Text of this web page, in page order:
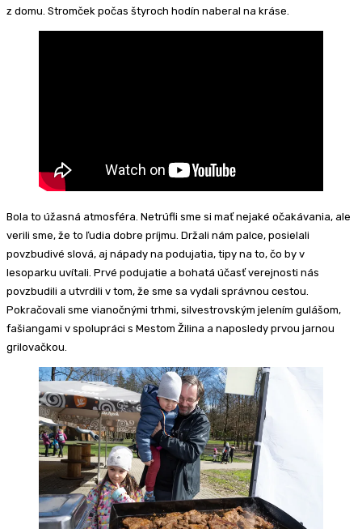
z domu. Stromček počas štyroch hodín naberal na kráse.
Bola to úžasná atmosféra. Netrúfli sme si mať nejaké očakávania, ale
verili sme, že to ľudia dobre príjmu. Držali nám palce, posielali
povzbudivé slová, aj nápady na podujatia, tipy na to, čo by v
lesoparku uvítali. Prvé podujatie a bohatá účasť verejnosti nás
povzbudili a utvrdili v tom, že sme sa vydali správnou cestou.
Pokračovali sme vianočnými trhmi, silvestrovským jelením gulášom,
fašiangami v spolupráci s Mestom Žilina a naposledy prvou jarnou
grilovačkou.